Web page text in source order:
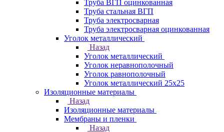
Труба ВГП оцинкованная
Труба стальная ВГП
Труба электросварная
Труба электросварная оцинкованная
Уголок металлический
Назад
Уголок металлический
Уголок неравнополочный
Уголок равнополочный
Уголок металлический 25х25
Изоляционные материалы
Назад
Изоляционные материалы
Мембраны и пленки
Назад